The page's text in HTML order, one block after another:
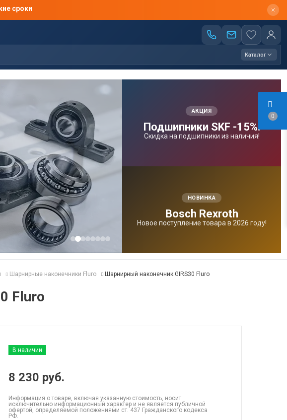
0
сроки
Каталог
АКЦИЯ
Подшипники SKF -15%!
Скидка на подшипники из наличия!
НОВИНКА
Bosсh Rexroth
Новое поступление товара в 2026 году!
Шарнирные наконечники Fluro Шарнирный наконечник GIRS30 Fluro
Fluro
В наличии
8 230 руб.
Информация о товаре, включая указанную стоимость, носит
исключительно информационный характер и не является публичной
офертой, определяемой положениями ст. 437 Гражданского кодекса
РФ.